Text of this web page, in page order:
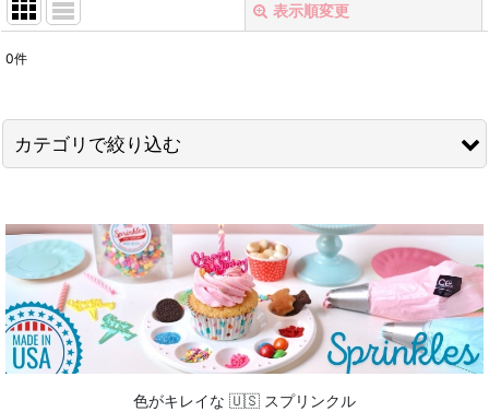
表示順変更
在庫あり
並び順:
絞り込む
0件
カテゴリで絞り込む
ファッション
キッチン＆フード
LOVE
色がキレイな 🇺🇸 スプリンクル